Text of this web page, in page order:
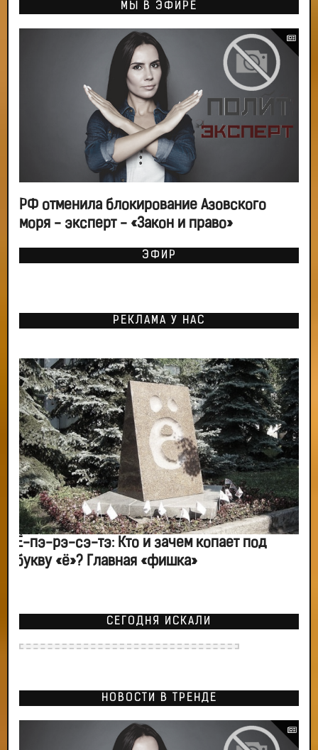
МЫ В ЭФИРЕ
РФ отменила блокирование Азовского
моря - эксперт - «Закон и право»
ЭФИР
РЕКЛАМА У НАС
Ё-пэ-рэ-сэ-тэ: Кто и зачем копает под
букву «ё»? Главная «фишка»
СЕГОДНЯ ИСКАЛИ
НОВОСТИ В ТРЕНДЕ